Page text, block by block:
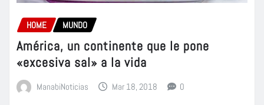
HOME MUNDO
América, un continente que le pone
«excesiva sal» a la vida
ManabiNoticias Mar 18, 2018 0